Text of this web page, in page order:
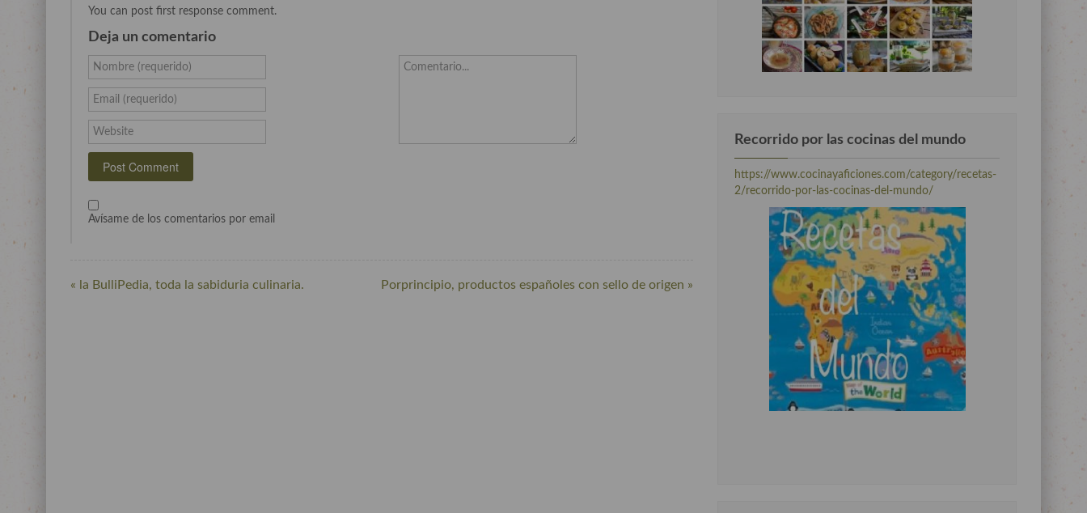
You can post first response comment.
Deja un comentario
Nombre (requerido)
Email (requerido)
Website
Comentario...
Avísame de los comentarios por email
« la BulliPedia, toda la sabiduria culinaria. Porprincipio, productos españoles con sello de origen »
Recorrido por las cocinas del mundo
https://www.cocinayaficiones.com/category/recetas-
2/recorrido-por-las-cocinas-del-mundo/